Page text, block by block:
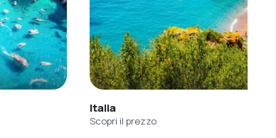
Italia
Scopri il prezzo